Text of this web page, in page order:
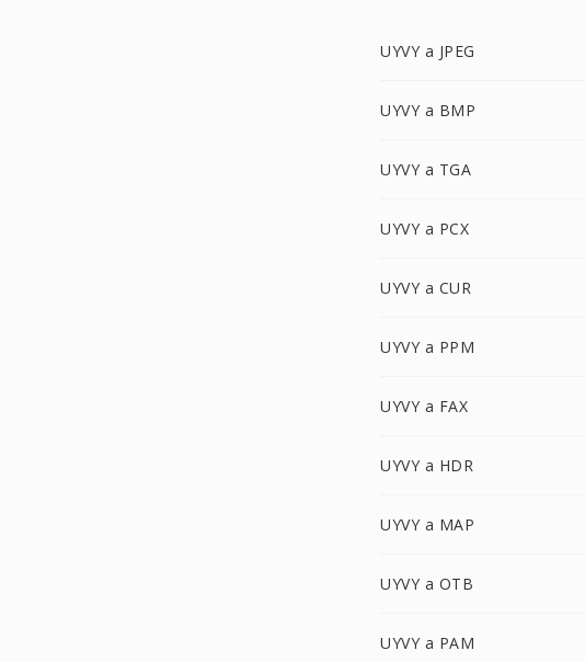
UYVY a JPEG
UYVY a BMP
UYVY a TGA
UYVY a PCX
UYVY a CUR
UYVY a PPM
UYVY a FAX
UYVY a HDR
UYVY a MAP
UYVY a OTB
UYVY a PAM